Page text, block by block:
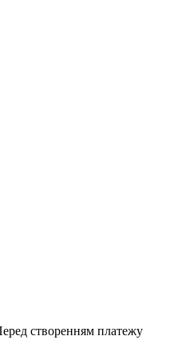
створенням платежу